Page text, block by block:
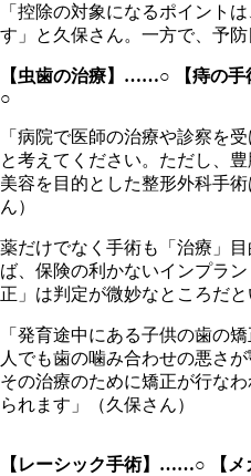
「控除の対象になるポイント
す」と久保さん。一方で、予防
【虫歯の治療】……○ 【痔の
○
「病院で医師の治療や診察を
と考えてください。ただし、
美容を目的とした整形外科手
ん）
薬だけでなく手術も「治療」
ば、保険の利かないインプラ
正」は判定が微妙なところだと
「発育途中にある子供の歯の
人でも歯の噛み合わせの悪さ
その治療のために矯正が行な
られます」（久保さん）
【レーシック手術】……○ 【